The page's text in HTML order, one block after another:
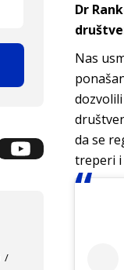
Dr
Nas
da se
treperi i